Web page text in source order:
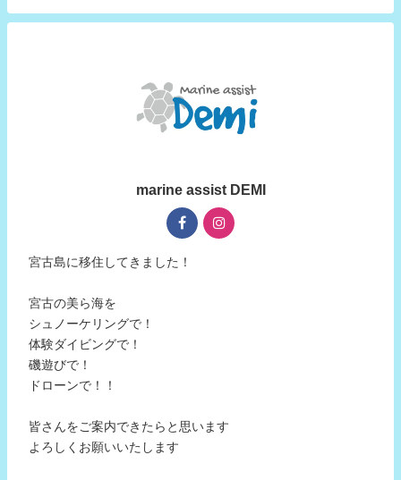
marine assist DEMI
宮古島に移住してきました！
宮古の美ら海を
シュノーケリングで！
体験ダイビングで！
磯遊びで！
ドローンで！！
皆さんをご案内できたらと思います
よろしくお願いいたします